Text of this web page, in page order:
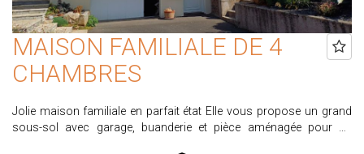
MAISON FAMILIALE DE 4
CHAMBRES
Jolie maison familiale en parfait état Elle vous propose un grand
sous-sol avec garage, buanderie et pièce aménagée pour un